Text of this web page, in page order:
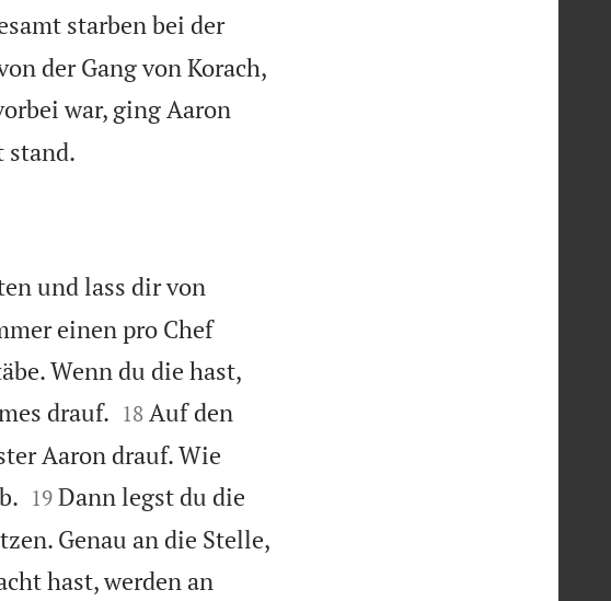
starben bei der
der Gang von Korach,
war, ging Aaron
stand.
und lass dir von
einen pro Chef
Wenn du die hast,
drauf.
18 Auf den
Aaron drauf. Wie

19 Dann legst du die
Genau an die Stelle,
hast, werden an